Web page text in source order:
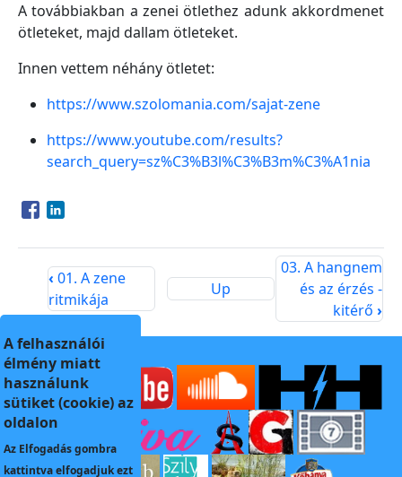
A továbbiakban a zenei ötlethez adunk akkordmenet
ötleteket, majd dallam ötleteket.
Innen vettem néhány ötletet:
https://www.szolomania.com/sajat-zene
https://www.youtube.com/results?
search_query=sz%C3%B3l%C3%B3m%C3%A1nia
Opens in a new window
Opens in a new window
‹ 01. A zene
ritmikája
Up
03. A hangnem
és az érzés -
kitérő›
A felhasználói
élmény miatt
használunk
sütiket (cookie) az
oldalon
Az Elfogadásgombra
kattintva elfogadjuk ezt